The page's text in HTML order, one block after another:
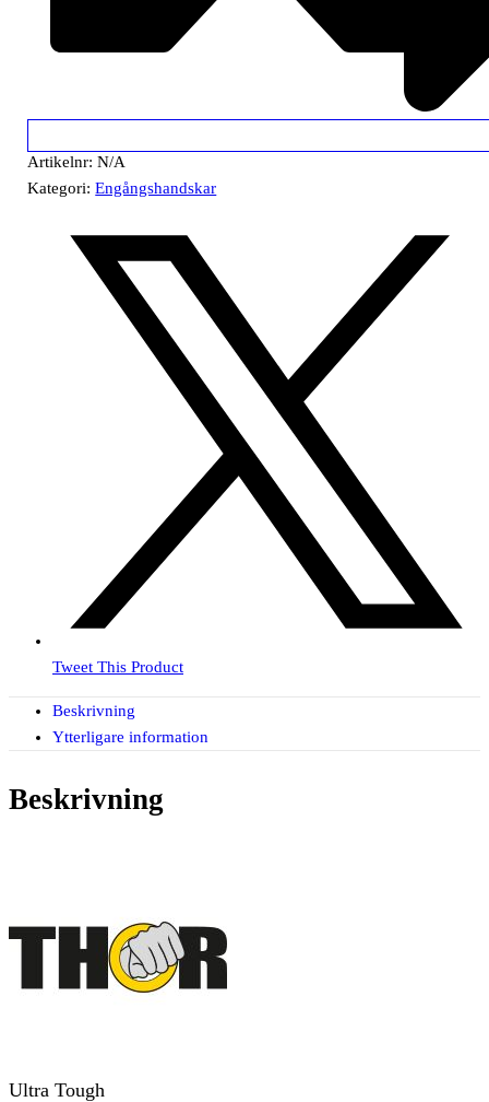
Artikelnr:N/A
Kategori:Engångshandskar
Tweet This Product
Beskrivning
Ytterligare information
Beskrivning
Ultra Tough